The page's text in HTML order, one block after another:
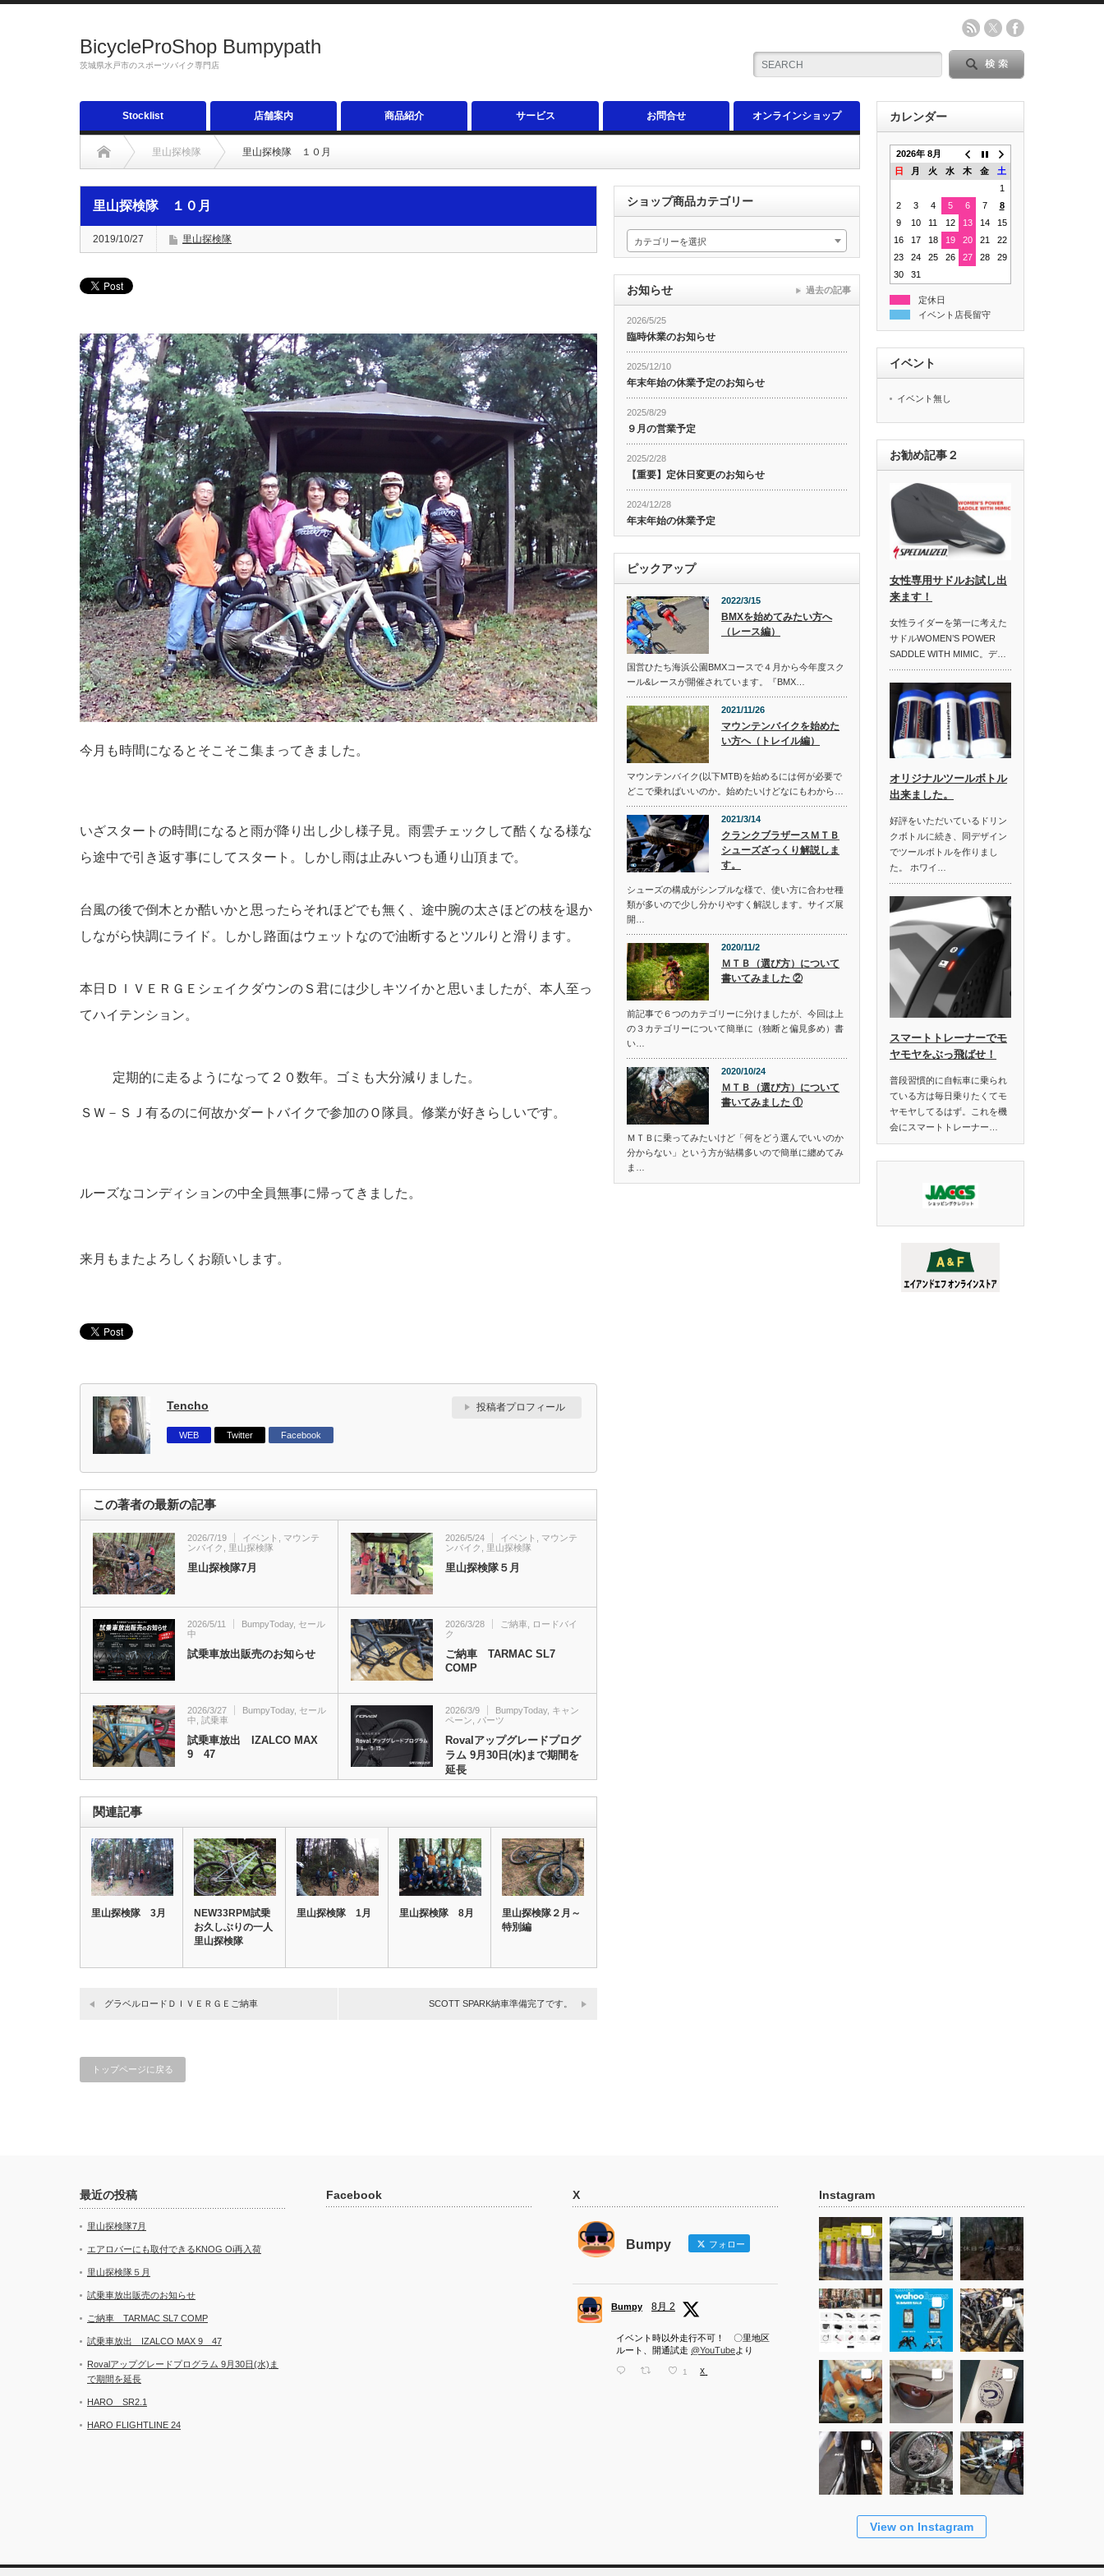
BicycleProShop Bumpypath
茨城県水戸市のスポーツバイク専門店
Stocklist 店舗案内 商品紹介 サービス お問合せ オンラインショップ
里山探検隊 里山探検隊 １０月
里山探検隊 １０月
2019/10/27 里山探検隊
今月も時間になるとそこそこ集まってきました。
いざスタートの時間になると雨が降り出し少し様子見。雨雲チェックして酷くなる様な
ら途中で引き返す事にしてスタート。しかし雨は止みいつも通り山頂まで。
台風の後で倒木とか酷いかと思ったらそれほどでも無く、途中腕の太さほどの枝を退か
しながら快調にライド。しかし路面はウェットなので油断するとツルりと滑ります。
本日ＤＩＶＥＲＧＥシェイクダウンのＳ君には少しキツイかと思いましたが、本人至っ
てハイテンション。
定期的に走るようになって２０数年。ゴミも大分減りました。
ＳＷ－ＳＪ有るのに何故かダートバイクで参加のＯ隊員。修業が好きらしいです。
ルーズなコンディションの中全員無事に帰ってきました。
来月もまたよろしくお願いします。
Tencho 投稿者プロフィール
WEB Twitter Facebook
この著者の最新の記事
2026/7/19 イベント
マウンテ
ンバイク
里山探検隊
里山探検隊7月
2026/5/24 イベント
マウンテ
ンバイク
里山探検隊
里山探検隊５月
2026/5/11 BumpyToday, セール
中
試乗車放出販売のお知らせ
2026/3/28 ご納車
ロードバイ
ク
ご納車 TARMAC SL7
COMP
2026/3/27 BumpyToday, セール
中 試乗車
試乗車放出 IZALCO MAX
9 47
2026/3/9 BumpyToday, キャン
ペーン
パーツ
Rovalアップグレードプログ
ラム 9月30日(水)まで期間を
延長
関連記事
里山探検隊 3月
NEW33RPM試乗
お久しぶりの一人
里山探検隊
里山探検隊 1月 里山探検隊 8月
里山探検隊２月～
特別編
グラベルロードＤＩＶＥＲＧＥご納車 SCOTT SPARK納車準備完了です。
トップページに戻る
ショップ商品カテゴリー
カテゴリーを選択
お知らせ
2026/5/25
臨時休業のお知らせ
2025/12/10
年末年始の休業予定のお知らせ
2025/8/29
９月の営業予定
2025/2/28
【重要】定休日変更のお知らせ
2024/12/28
年末年始の休業予定
過去の記事
ピックアップ
2022/3/15
BMXを始めてみたい方へ
（レース編）
国営ひたち海浜公園BMXコースで４月から今年度スク
ール&レースが開催されています。『BMX…
2021/11/26
マウンテンバイクを始めた
い方へ（トレイル編）
マウンテンバイク(以下MTB)を始めるには何が必要で
どこで乗ればいいのか。始めたいけどなにもわから…
2021/3/14
クランクブラザースＭＴＢ
シューズざっくり解説しま
す。
シューズの構成がシンプルな様で、使い方に合わせ種
類が多いので少し分かりやすく解説します。サイズ展
開…
2020/11/2
ＭＴＢ（選び方）について
書いてみました ②
前記事で６つのカテゴリーに分けましたが、今回は上
の３カテゴリーについて簡単に（独断と偏見多め）書
い…
2020/10/24
ＭＴＢ（選び方）について
書いてみました ①
ＭＴＢに乗ってみたいけど「何をどう選んでいいのか
分からない」という方が結構多いので簡単に纏めてみ
ま…
カレンダー
2026年 8月
日
月 火 水 木 金
土
1
2
3 4 5 6 7
8
9
10 11 12 13 14
15
16
17 18 19 20 21
22
23
24 25 26 27 28
29
30
31
定休日
イベント店長留守
イベント
イベント無し
お勧め記事２
女性専用サドルお試し出
来ます！
女性ライダーを第一に考えた
サドルWOMEN’S POWER
SADDLE WITH MIMIC。デ…
オリジナルツールボトル
出来ました。
好評をいただいているドリン
クボトルに続き、同デザイン
でツールボトルを作りまし
た。 ホワイ…
スマートトレーナーでモ
ヤモヤをぶっ飛ばせ！
普段習慣的に自転車に乗られ
ている方は毎日乗りたくてモ
ヤモヤしてるはず。これを機
会にスマートトレーナー…
最近の投稿
里山探検隊7月
エアロバーにも取付できるKNOG Oi再入荷
里山探検隊５月
試乗車放出販売のお知らせ
ご納車 TARMAC SL7 COMP
試乗車放出 IZALCO MAX 9 47
Rovalアップグレードプログラム 9月30日(水)ま
で期間を延長
HARO SR2.1
HARO FLIGHTLINE 24
Facebook X
Bumpy フォロー
Bumpy 8月 2
イベント時以外走行不可！ 〇里地区
ルート、開通試走 @YouTubeより
1 X
Instagram
View on Instagram